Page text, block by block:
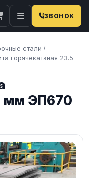
ЗВОНОК
стали /
горячекатаная 23.5
мм ЭП670